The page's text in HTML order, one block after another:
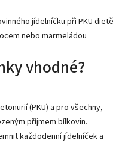
jídelníčku při PKU dietě
nebo marmeládou
vhodné?
(PKU) a pro všechny,
příjmem bílkovin.
každodenní jídelníček a